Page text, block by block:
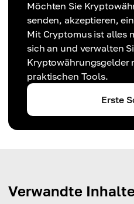
Möchten Sie
senden, akzeptieren,
Mit Cryptomus ist alles
sich an und verwalten
Kryptowährungsgelder
praktischen Tools.
Erste
Verwandte Inhalte